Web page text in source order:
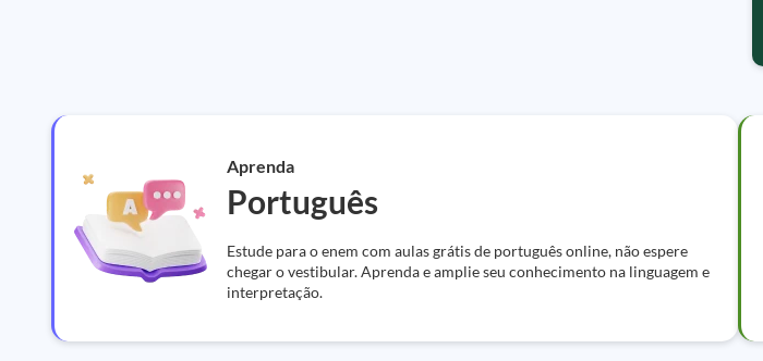
Aprenda
Português
Estude para o enem com aulas grátis de português online, não espere
chegar o vestibular. Aprenda e amplie seu conhecimento na linguagem e
interpretação.